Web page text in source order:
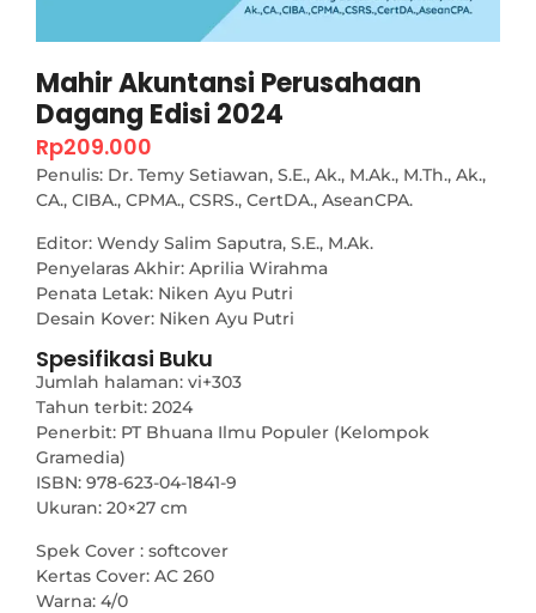
Mahir Akuntansi Perusahaan
Dagang Edisi 2024
Rp209.000
Penulis: Dr. Temy Setiawan, S.E., Ak., M.Ak., M.Th., Ak.,
CA., CIBA., CPMA., CSRS., CertDA., AseanCPA.
Editor: Wendy Salim Saputra, S.E., M.Ak.
Penyelaras Akhir: Aprilia Wirahma
Penata Letak: Niken Ayu Putri
Desain Kover: Niken Ayu Putri
Spesifikasi Buku
Jumlah halaman: vi+303
Tahun terbit: 2024
Penerbit: PT Bhuana Ilmu Populer (Kelompok
Gramedia)
ISBN: 978-623-04-1841-9
Ukuran: 20×27 cm
Spek Cover : softcover
Kertas Cover: AC 260
Warna: 4/0